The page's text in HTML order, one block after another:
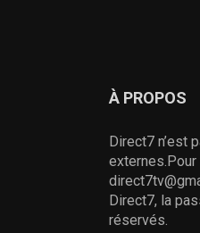
À PROPOS
Direct7 n’est
Direct7, la
réservés.